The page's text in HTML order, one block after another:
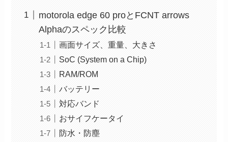
motorola edge 60 proとFCNT arrows
Alphaのスペック比較
画面サイズ、重量、大きさ
SoC (System on a Chip)
RAM/ROM
バッテリー
対応バンド
おサイフケータイ
防水・防塵